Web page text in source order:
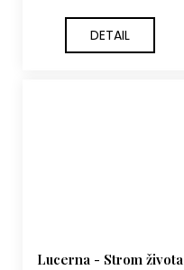
DETAIL
Lucerna - Strom života